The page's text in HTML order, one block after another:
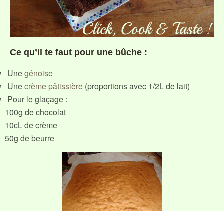
Ce qu’il te faut pour une bûche :
Unegénoise
Unecrème pâtissière (proportions avec 1/2L de lait)
Pour le glaçage :
100g de chocolat
10cL de crème
50g de beurre